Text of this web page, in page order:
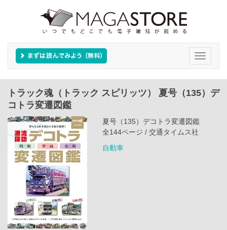
Toggle
トラック魂（トラック スピリッツ） 夏号（135）デ
コトラ変遷図鑑
夏号（135）デコトラ変遷図鑑
全144ページ / 交通タイムス社
自動車